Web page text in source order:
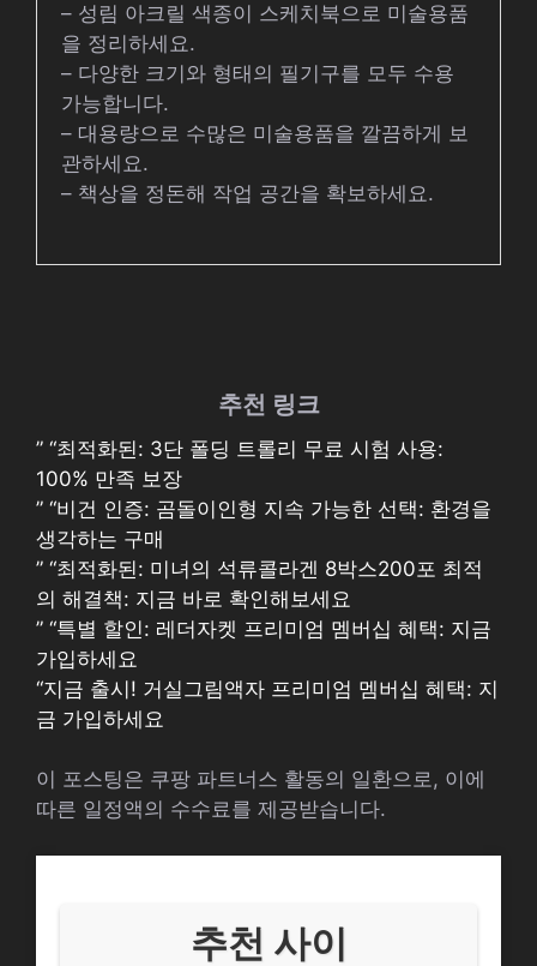
– 성림 아크릴 색종이 스케치북으로 미술용품
을 정리하세요.
– 다양한 크기와 형태의 필기구를 모두 수용
가능합니다.
– 대용량으로 수많은 미술용품을 깔끔하게 보
관하세요.
– 책상을 정돈해 작업 공간을 확보하세요.
추천 링크
” “최적화된: 3단 폴딩 트롤리 무료 시험 사용:
100% 만족 보장
” “비건 인증: 곰돌이인형 지속 가능한 선택: 환경을
생각하는 구매
” “최적화된: 미녀의 석류콜라겐 8박스200포 최적
의 해결책: 지금 바로 확인해보세요
” “특별 할인: 레더자켓 프리미엄 멤버십 혜택: 지금
가입하세요
“지금 출시! 거실그림액자 프리미엄 멤버십 혜택: 지
금 가입하세요
이 포스팅은 쿠팡 파트너스 활동의 일환으로, 이에
따른 일정액의 수수료를 제공받습니다.
추천 사이